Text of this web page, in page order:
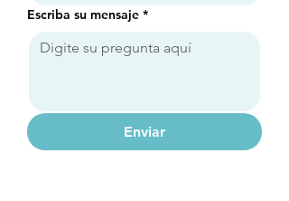
Escriba su mensaje *
Enviar